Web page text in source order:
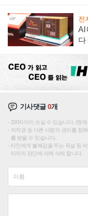
전
AI
다
기사댓글0개
200자까지 쓰실 수 있습니다. (현재
저작권 등 다른 사람의 권리를 침
를 받을 수 있습니다.
타인에게 불쾌감을 주는 욕설 등
리자의 판단에 의해 삭제 합니다.